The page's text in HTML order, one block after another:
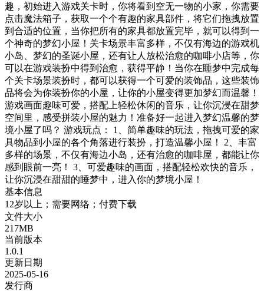
趣，初始进入游戏关卡时，你将看到空无一物的小家，你需要
点击魔法箱子，获取一个个有趣的家具部件，将它们拖拽放置
到合适的位置，当你把所有的家具都放置完毕，就可以得到一
个神奇的梦幻小屋！关卡场景丰富多样，不仅有海边的游戏机
小岛、梦幻的圣诞小屋，还有让人放松治愈的咖啡小店等，你
可以在游戏装扮中得到治愈，获得平静！当你在睡梦中完成每
个关卡场景装扮时，都可以获得一个可爱的装饰品，这些装饰
品将会为你装扮你的小屋，让你的小屋变得更加梦幻而温馨！
游戏画面趣味可爱，搭配上轻松休闲的音乐，让你沉浸在甜梦
空间里，感受拼装小屋的魅力！准备好一起进入梦幻温馨的梦
境小屋了吗？ 游戏玩点： 1、简单趣味的玩法，拖拽可爱的家
具物品到小屋的各个角落进行装扮，打造温馨小屋！ 2、丰富
多样的场景，不仅有海边小岛，还有治愈的咖啡屋，都能让你
感到眼前一亮！ 3、可爱趣味的画面，搭配轻松欢快的音乐，
让你沉浸在甜甜的睡梦中，进入你的梦境小屋！
基本信息
12岁以上；需要网络；付费下载
文件大小
217MB
当前版本
1.0.1
更新日期
2025-05-16
发行商